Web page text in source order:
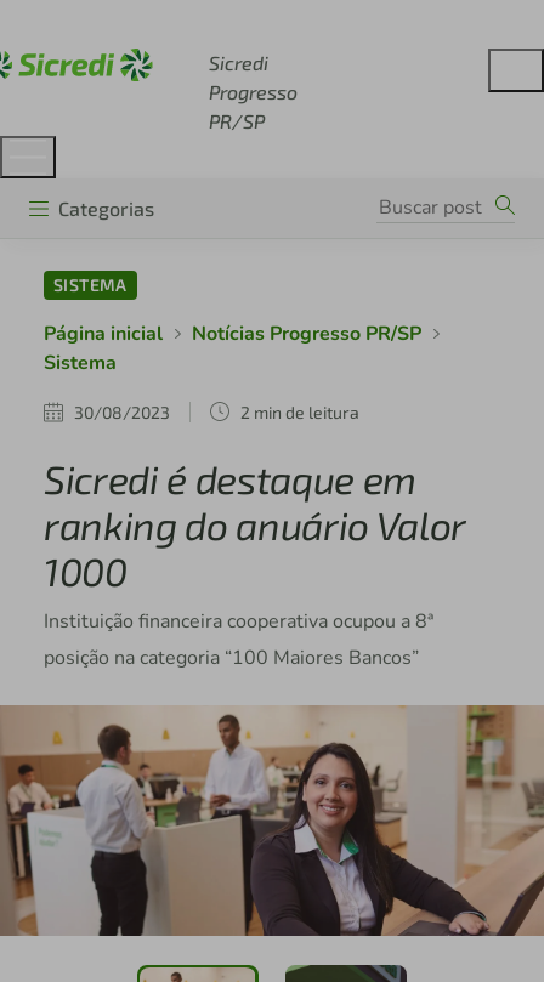
Sicredi
Progresso
PR/SP
Categorias
SISTEMA
Página inicial
Notícias Progresso PR/SP
Sistema
30/08/2023 2 min de leitura
Sicredi é destaque em
ranking do anuário Valor
1000
Instituição financeira cooperativa ocupou a 8ª
posição na categoria “100 Maiores Bancos”